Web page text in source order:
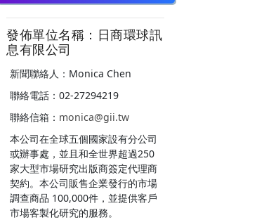
發佈單位名稱：日商環球訊
息有限公司
新聞聯絡人：Monica Chen
聯絡電話：02-27294219
聯絡信箱： monica@gii.tw
本公司在全球五個國家設有分公司
或辦事處，並且和全世界超過250
家大型市場研究出版商簽定代理商
契約。本公司販售企業發行的市場
調查商品 100,000件，並提供客戶
市場客製化研究的服務。